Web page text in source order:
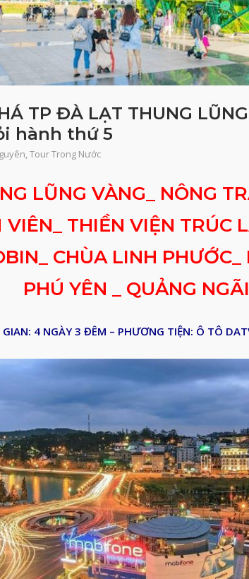
TP ĐÀ LẠT THUNG
hành thứ 5
,Tour Trong Nước
LŨNG VÀNG_ NÔNG
THIỀN VIỆN TRÚC
CHÙA LINH PHƯỚC_
PHÚ YÊN _ QUẢNG NGÃI
4 NGÀY 3 ĐÊM – PHƯƠNG TIỆN: Ô TÔ